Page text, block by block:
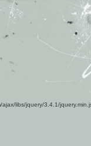
libs/jquery/3.4.1/